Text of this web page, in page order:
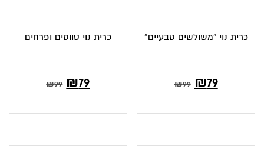
כרית נוי “משולשים טבעיים”
₪99 ₪79
כרית נוי טווסים ופרחים
₪99 ₪79